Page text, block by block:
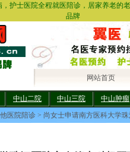
护士医院全程就医陪诊，居家养老的
品牌
网站首页
中山二院 中山三院
中山肿瘤
医院陪诊 > 尚女士申请南方医科大学